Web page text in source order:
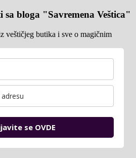
sa bloga "Savremena Veštica"
veštičjeg butika i sve o magičnim
se OVDE